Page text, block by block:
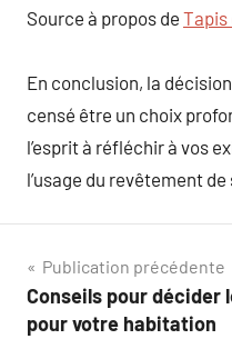
Source à propos de Tapis
En conclusion, la
censé être un choix
l’esprit à réfléchir à vos
l’usage du revêtement
Navigation
de
Publication précédente
Conseils pour décider
pour votre habitation